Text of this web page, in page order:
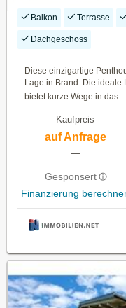
Balkon Terrasse
Dachgeschoss
Diese einzigartige
Lage in Brand. Die ideale
bietet kurze Wege in das...
Kaufpreis
auf Anfrage
—
Gesponsert
Finanzierung